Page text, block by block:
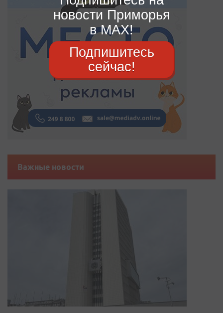
Важные новости
новости Приморья
в MAX!
Подпишитесь
сейчас!